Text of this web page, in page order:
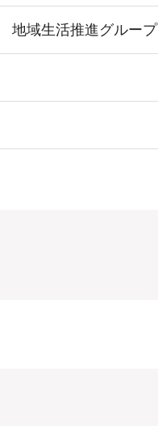
地域生活推進グループ